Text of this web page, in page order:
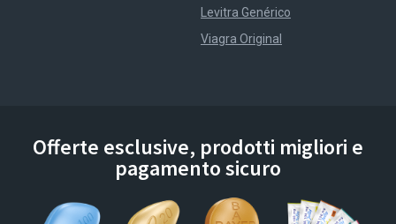
Levitra Genérico
Viagra Original
Offerte esclusive, prodotti migliori e
pagamento sicuro